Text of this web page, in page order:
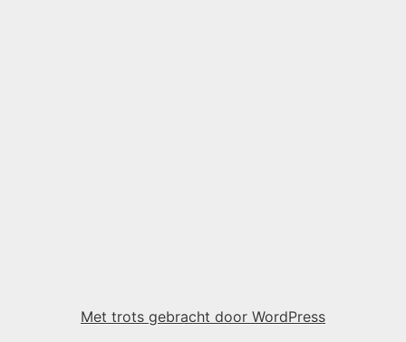
Met trots gebracht door WordPress